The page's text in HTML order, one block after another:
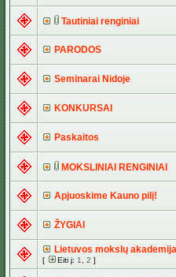
Tautiniai renginiai
PARODOS
Seminarai Nidoje
KONKURSAI
Paskaitos
MOKSLINIAI RENGINIAI
Apjuoskime Kauno pilį!
ŽYGIAI
Lietuvos mokslų
[ Eiti į: 1 2 ]